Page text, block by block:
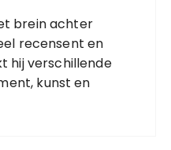
brein achter
recensent en
hij verschillende
kunst en